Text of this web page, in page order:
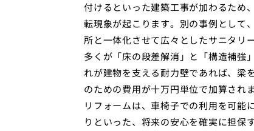
付けるといった建築工事が加わるため
転現象が起こります。別の事例として
所と一体化させて広々としたサニタリ
多くが「床の段差解消」と「構造補強
れが建物を支える耐力壁であれば、梁
のための費用が十万円単位で加算され
リフォームは、車椅子での利用を可能
りといった、将来の安心を確実に担保